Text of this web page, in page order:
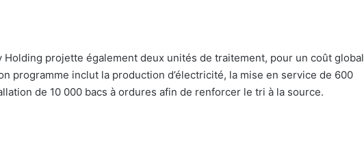
Holding projette également deux unités de traitement, pour un coût global
programme inclut la production d’électricité, la mise en service de 600
de 10 000 bacs à ordures afin de renforcer le tri à la source.